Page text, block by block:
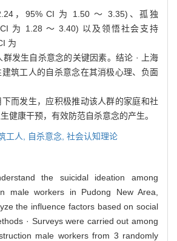
，95% CI 为 1.50 ～ 3.35)、孤独
CI 为 1.28 ～ 3.40) 以及领悟社会支持
为
发生自杀意念的关键因素。结论 · 上海
筑工人的自杀意念在其消极心理、负面
而发生，应积极推动该人群的家庭和社
健康干预，有效防范自杀意念的产生。
工人, 自杀意念, 社会认知理论
the suicidal ideation among
male workers in Pudong New Area,
the influence factors based on social
· Surveys were carried out among
male workers from 3 randomly